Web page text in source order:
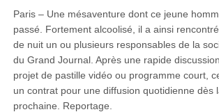
Paris – Une mésaventure dont ce jeune
passé. Fortement alcoolisé, il a ainsi
de nuit un ou plusieurs responsables de la
du Grand Journal. Après une rapide
projet de pastille vidéo ou programme court,
un contrat pour une diffusion quotidienne dès
prochaine. Reportage.